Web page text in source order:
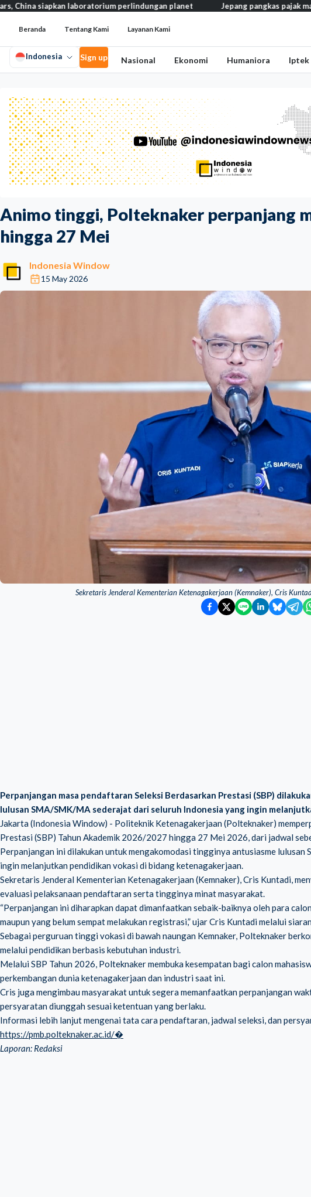
Animo tinggi, Polteknaker perpanjang
hingga 27 Mei
Indonesia Window
15 May 2026
Sekretaris Jenderal Kementerian Ketenagakerjaan (Kemnaker), Cris
Perpanjangan masa pendaftaran Seleksi Berdasarkan Prestasi (SBP)
lulusan SMA/SMK/MA sederajat dari seluruh Indonesia yang ingin
Jakarta (Indonesia Window) - Politeknik Ketenagakerjaan (Polteknaker)
Prestasi (SBP) Tahun Akademik 2026/2027 hingga 27 Mei 2026, dari jadwal
Perpanjangan ini dilakukan untuk mengakomodasi tingginya antusiasme
ingin melanjutkan pendidikan vokasi di bidang ketenagakerjaan.
Sekretaris Jenderal Kementerian Ketenagakerjaan (Kemnaker), Cris Kuntadi,
evaluasi pelaksanaan pendaftaran serta tingginya minat masyarakat.
“Perpanjangan ini diharapkan dapat dimanfaatkan sebaik-baiknya oleh para
maupun yang belum sempat melakukan registrasi,” ujar Cris Kuntadi melalui
Sebagai perguruan tinggi vokasi di bawah naungan Kemnaker, Polteknaker
melalui pendidikan berbasis kebutuhan industri.
Melalui SBP Tahun 2026, Polteknaker membuka kesempatan bagi calon
perkembangan dunia ketenagakerjaan dan industri saat ini.
Cris juga mengimbau masyarakat untuk segera memanfaatkan perpanjangan
persyaratan diunggah sesuai ketentuan yang berlaku.
Informasi lebih lanjut mengenai tata cara pendaftaran, jadwal seleksi, dan
https://pmb.polteknaker.ac.id/⁠�
Laporan: Redaksi
laboratorium perlindungan planet Jepang pangkas pajak makanan
Beranda Tentang Kami Layanan Kami
Indonesia Sign up Nasional Ekonomi Humaniora Iptek